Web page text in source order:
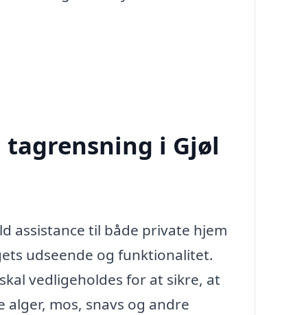
i Gjøl
assistance til både private hjem
udseende og funktionalitet.
vedligeholdes for at sikre, at
mos, snavs og andre